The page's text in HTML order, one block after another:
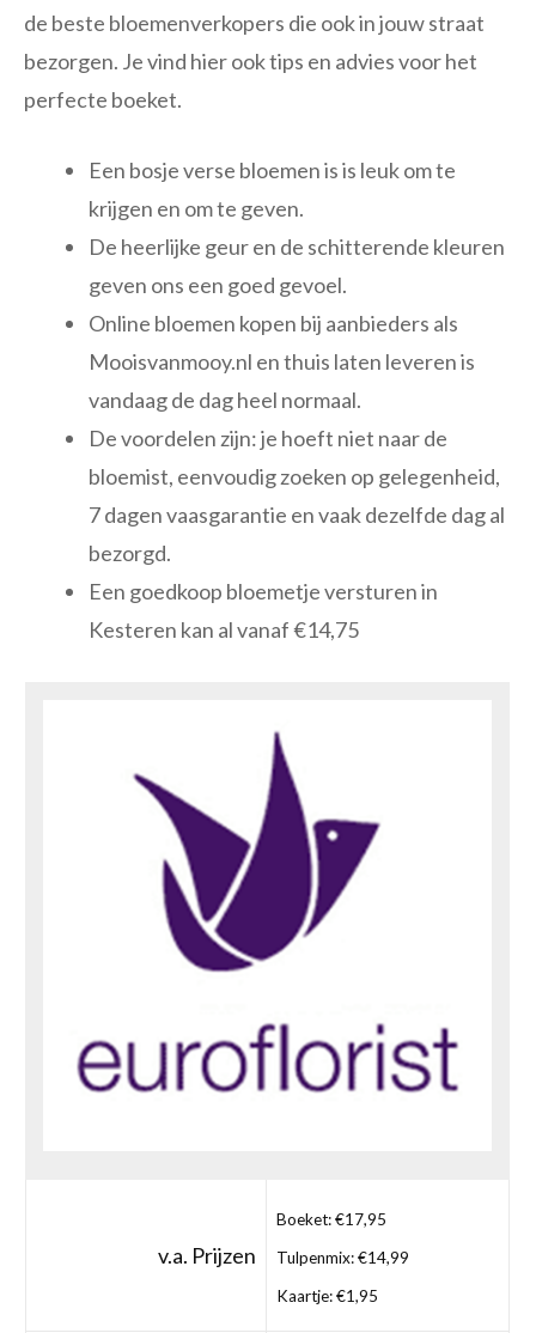
de beste bloemenverkopers die ook in jouw straat
bezorgen. Je vind hier ook tips en advies voor het
perfecte boeket.
Een bosje verse bloemen is is leuk om te
krijgen en om te geven.
De heerlijke geur en de schitterende kleuren
geven ons een goed gevoel.
Online bloemen kopen bij aanbieders als
Mooisvanmooy.nl en thuis laten leveren is
vandaag de dag heel normaal.
De voordelen zijn: je hoeft niet naar de
bloemist, eenvoudig zoeken op gelegenheid,
7 dagen vaasgarantie en vaak dezelfde dag al
bezorgd.
Een goedkoop bloemetje versturen in
Kesteren kan al vanaf €14,75
v.a. Prijzen
Boeket: €17,95
Tulpenmix: €14,99
Kaartje: €1,95